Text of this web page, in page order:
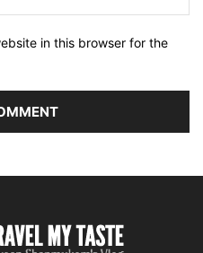
in this browser for the